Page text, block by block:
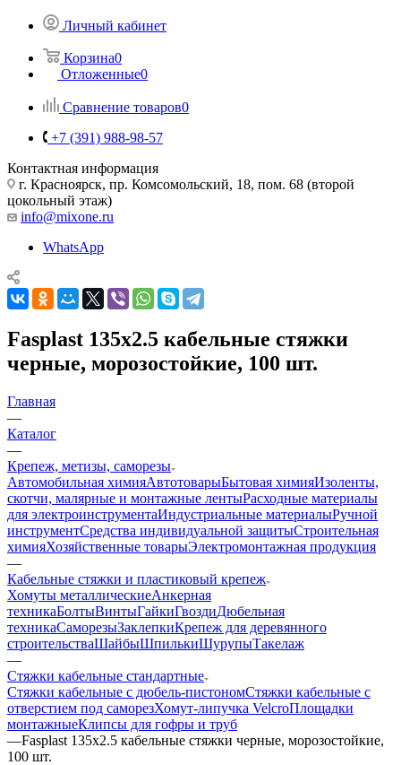
Личный кабинет
Корзина0
Отложенные0
Сравнение товаров0
+7 (391) 988-98-57
Контактная информация
г. Красноярск, пр. Комсомольский, 18, пом. 68 (второй
цокольный этаж)
info@mixone.ru
WhatsApp
Fasplast 135x2.5 кабельные стяжки
черные, морозостойкие, 100 шт.
Главная
—
Каталог
—
Крепеж, метизы, саморезы
Автомобильная химияАвтотоварыБытовая химияИзоленты,
скотчи, малярные и монтажные лентыРасходные материалы
для электроинструментаИндустриальные материалыРучной
инструментСредства индивидуальной защитыСтроительная
химияХозяйственные товарыЭлектромонтажная продукция
—
Кабельные стяжки и пластиковый крепеж
Хомуты металлическиеАнкерная
техникаБолтыВинтыГайкиГвоздиДюбельная
техникаСаморезыЗаклепкиКрепеж для деревянного
строительстваШайбыШпилькиШурупыТакелаж
—
Стяжки кабельные стандартные
Стяжки кабельные с дюбель-пистономСтяжки кабельные с
отверстием под саморезХомут-липучка VelcroПлощадки
монтажныеКлипсы для гофры и труб
—Fasplast 135x2.5 кабельные стяжки черные, морозостойкие,
100 шт.